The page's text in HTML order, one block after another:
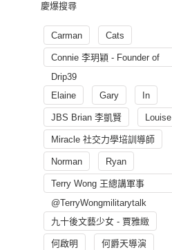
慶爆搜尋
Carman Cats
Connie 李玥穎 - Founder of
Drip39
Elaine
Gary In
JBS Brian 李凱賢 Louise
Miracle 社交力學培訓導師
Norman Ryan
Terry Wong 王總講軍事
@TerryWongmilitarytalk
九十後文藝少女 - 賈雅緻
何啟明 何爵天導演